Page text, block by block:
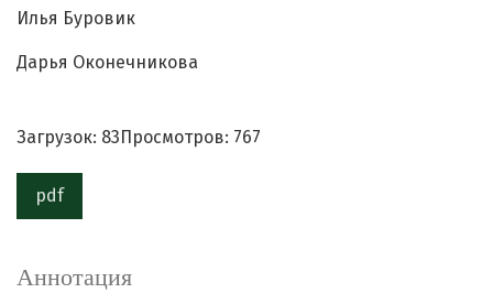
Илья Буровик
Дарья Оконечникова
Загрузок: 83 Просмотров: 767
pdf
Аннотация